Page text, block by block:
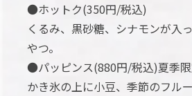
●ホットク(350円/税込)
くるみ、黒砂糖、シナモンが入
やつ。
●パッピンス(880円/税込)夏季
かき氷の上に小豆、季節のフル